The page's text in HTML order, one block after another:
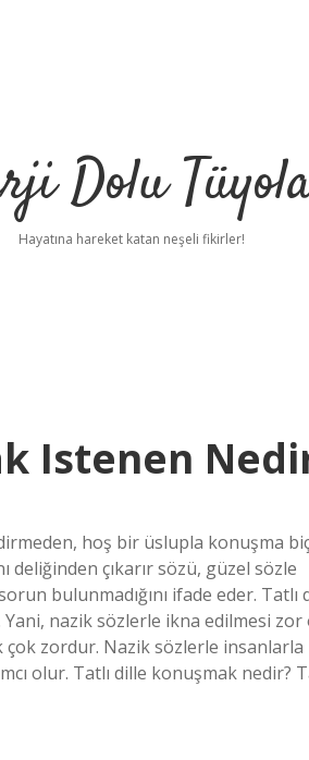
Dolu
Hayatına hareket katan neşeli fikirler!
Istenen
hoş bir üslupla konuşma
deliğinden çıkarır sözü, güzel sözle
bulunmadığını ifade eder. Tatlı
Yani, nazik sözlerle ikna edilmesi zor
zordur. Nazik sözlerle insanlarla
olur. Tatlı dille konuşmak nedir?